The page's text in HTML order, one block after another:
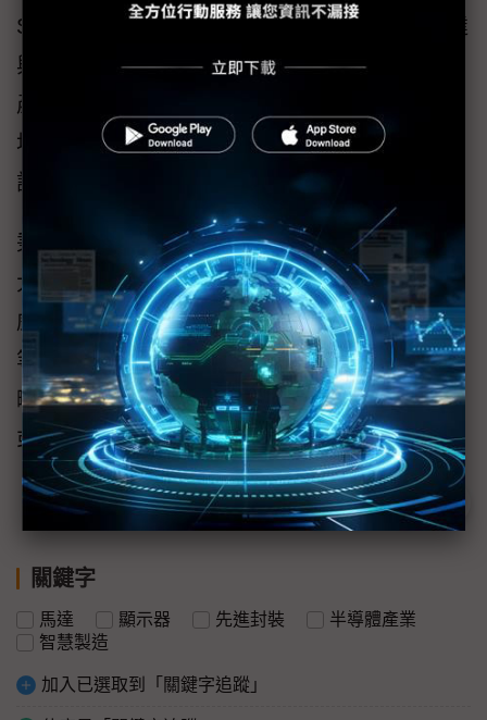
Systems），隸屬於PBA國際集團，是直驅馬達
與高精密平台的設計與製造專家。深耕自動化
產業近40年，PBA總部設於新加坡、並於新加
坡、馬來西亞、台灣、韓國、中國、歐美等地
設有先進研發製造或業務服務中心。
秉持強大的技術團隊、與服務國際半導體設備
大廠如應用材料等的合作經驗優勢，PBA碧綠
威提供自零組件、馬達到客製高精密平台系統
等一站式服務，現在也可配合關稅變化進行策
略製造服務，是全球智慧製造系統整合商不可
或缺的夥伴。歡迎洽詢。
關鍵字
馬達 顯示器 先進封裝
半導體產業
智慧製造
加入已選取到「關鍵字追蹤」